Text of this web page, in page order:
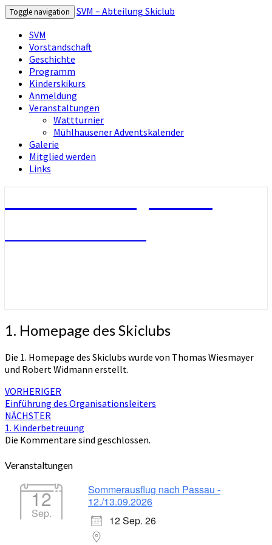
Toggle navigation
SVM – Abteilung Skiclub
SVM
Vorstandschaft
Geschichte
Programm
Kinderskikurs
Anmeldung
Veranstaltungen
Wattturnier
Mühlhausener Adventskalender
Galerie
Mitglied werden
Links
1.
Homepage
des
Skiclubs
1. Homepage des Skiclubs
Die 1. Homepage des Skiclubs wurde von Thomas Wiesmayer
und Robert Widmann erstellt.
Beitragsnavigation
VORHERIGER
Einführung des Organisationsleiters
NÄCHSTER
1. Kinderbetreuung
Die Kommentare sind geschlossen.
Veranstaltungen
12
Sep.
Sommerausflug nach Passau -
12./13.09.2026
12 Sep. 26